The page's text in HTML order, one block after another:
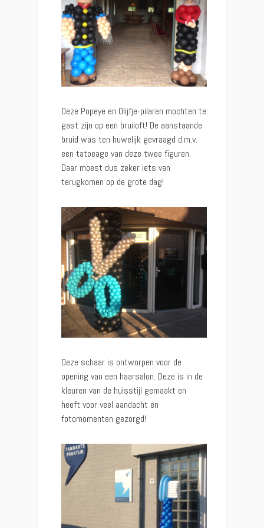
Deze Popeye en Olijfje-pilaren mochten te
gast zijn op een bruiloft! De aanstaande
bruid was ten huwelijk gevraagd d.m.v.
een tatoeage van deze twee figuren.
Daar moest dus zeker iets van
terugkomen op de grote dag!
Deze schaar is ontworpen voor de
opening van een haarsalon. Deze is in de
kleuren van de huisstijl gemaakt en
heeft voor veel aandacht en
fotomomenten gezorgd!